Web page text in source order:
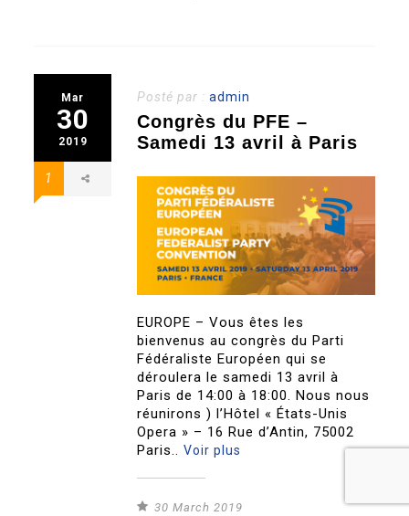
Mar
30
2019
1
Posté par :admin
Congrès du PFE –
Samedi 13 avril à Paris
EUROPE – Vous êtes les
bienvenus au congrès du Parti
Fédéraliste Européen qui se
déroulera le samedi 13 avril à
Paris de 14:00 à 18:00. Nous nous
réunirons ) l’Hôtel « États-Unis
Opera » – 16 Rue d’Antin, 75002
Paris..Voir plus
30 March 2019